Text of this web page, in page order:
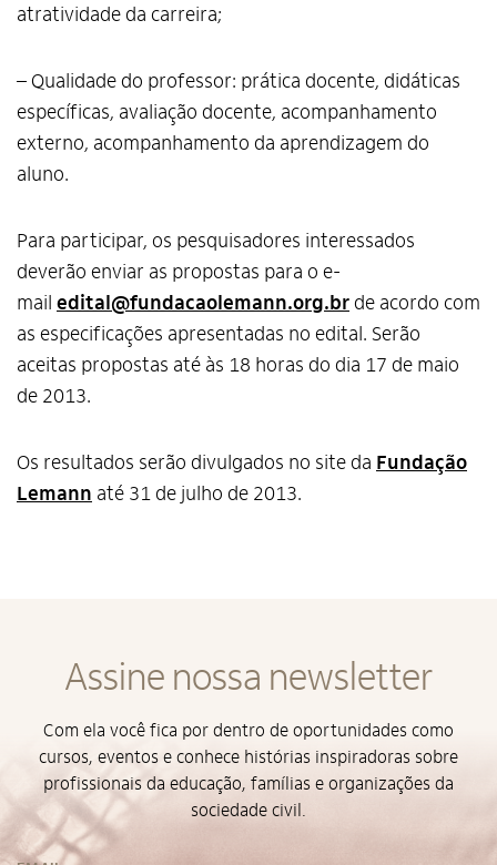
Termos de Uso e Política de
Privacidade
atratividade da carreira;
– Qualidade do professor: prática docente, didáticas
específicas, avaliação docente, acompanhamento
externo, acompanhamento da aprendizagem do
aluno.
Para participar, os pesquisadores interessados
deverão enviar as propostas para o e-
mail edital@fundacaolemann.org.brde acordo com
as especificações apresentadas no edital. Serão
aceitas propostas até às 18 horas do dia 17 de maio
de 2013.
Os resultados serão divulgados no site da Fundação
Lemann até 31 de julho de 2013.
Assine nossa newsletter
Com ela você fica por dentro de oportunidades como
cursos, eventos e conhece histórias inspiradoras sobre
profissionais da educação, famílias e organizações da
sociedade civil.